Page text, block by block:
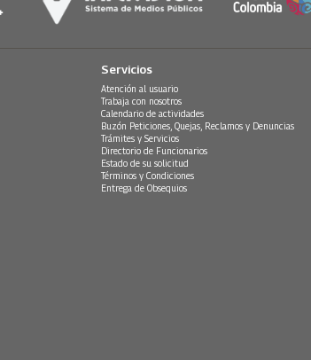
Servicios
Atención al usuario
Trabaja con nosotros
Calendario de actividades
Buzón Peticiones, Quejas, Reclamos y Denuncias
Trámites y Servicios
Directorio de Funcionarios
Estado de su solicitud
Términos y Condiciones
Entrega de Obsequios